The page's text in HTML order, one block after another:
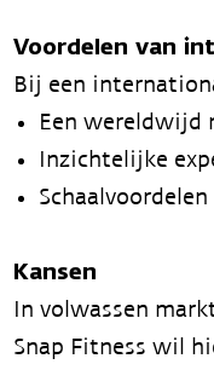
Voordelen van
Bij een
Een wereldwijd
Inzichtelijke
Schaalvoordelen
Kansen
In volwassen
Snap Fitness wil